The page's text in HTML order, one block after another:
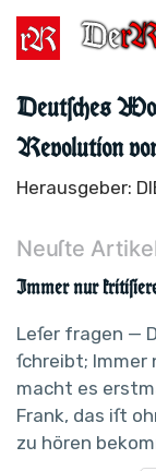
Deutſches
Revolution
Herausgeber:
Neuſte
Immer nur
Leſer fragen —
ſchreibt;
macht es
Frank, das iſt
zu hören